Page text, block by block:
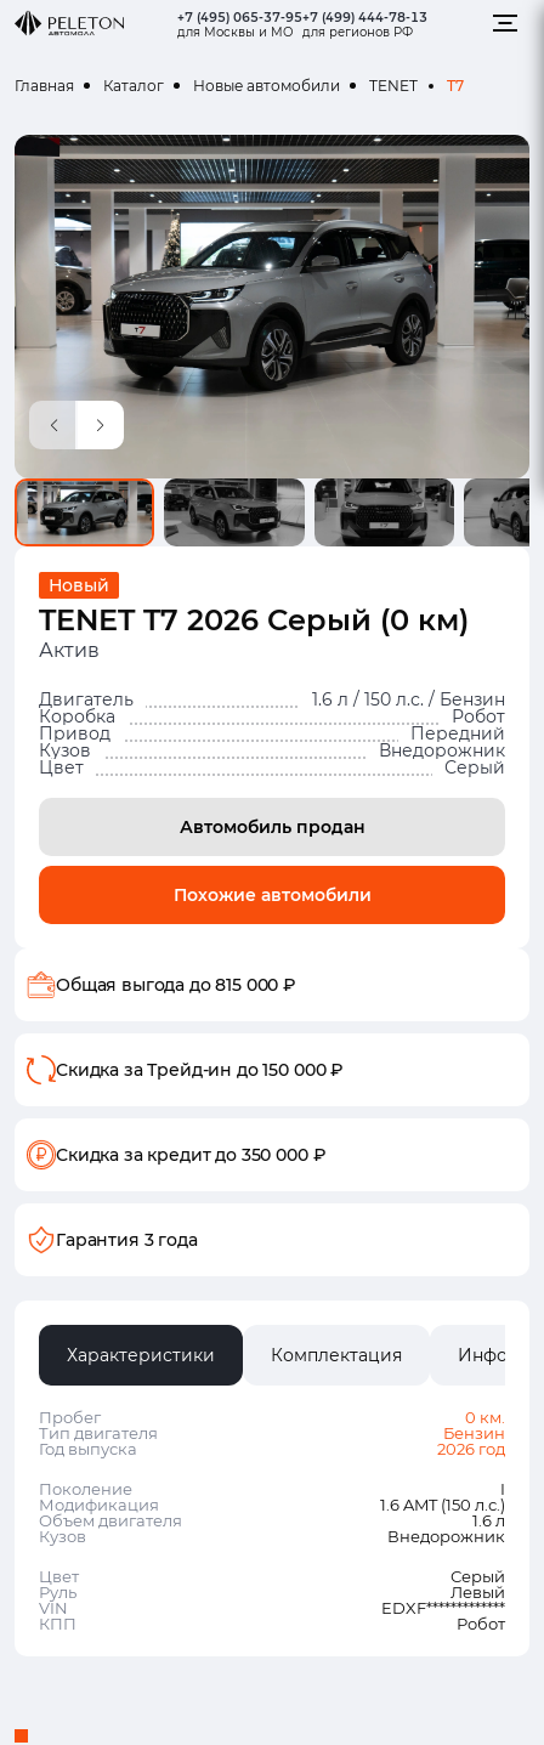
+7 (495) 065-37-95
для Москвы и МО
+7 (499) 444-78-13
для регионов РФ
Главная Каталог Новые автомобили TENET T7
Новый
TENET T7 2026 Серый (0 км)
Актив
Двигатель 1.6 л / 150 л.с. / Бензин
Коробка Робот
Привод Передний
Кузов Внедорожник
Цвет Серый
Автомобиль продан
Похожие автомобили
Общая выгода до 815 000 ₽
Скидка за Трейд-ин до 150 000 ₽
Скидка за кредитдо 350 000 ₽
Гарантия 3 года
Характеристики Комплектация
Пробег
0 км.
Тип двигателя
Бензин
Год выпуска
2026 год
Поколение
I
Модификация
1.6 AMT (150 л.с.)
Объем двигателя
1.6 л
Кузов
Внедорожник
Цвет
Серый
Руль
Левый
VIN
EDXF*************
КПП
Робот